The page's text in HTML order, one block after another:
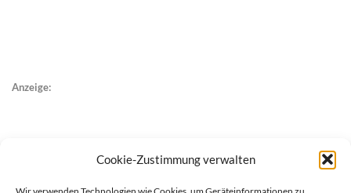
Cookie-Zustimmung verwalten
Anzeige: